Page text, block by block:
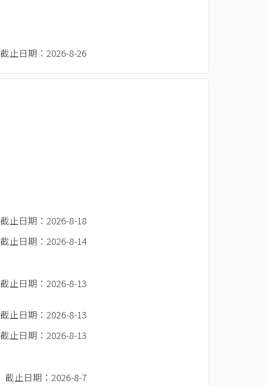
截止日期：2026-8-26
截止日期：2026-8-18
截止日期：2026-8-14
截止日期：2026-8-13
截止日期：2026-8-13
截止日期：2026-8-13
截止日期：2026-8-7